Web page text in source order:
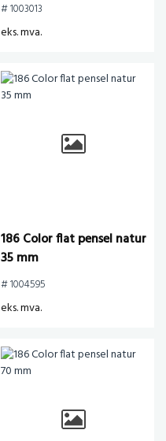
# 1003013
eks. mva.
186 Color flat pensel natur
35 mm
# 1004595
eks. mva.